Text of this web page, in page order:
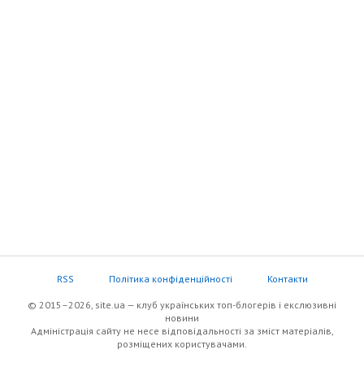
RSS Політика конфіденційності Контакти
© 2015–2026, site.ua — клуб українських топ-блогерів i екслюзивнi
новини
Адміністрація сайту не несе відповідальності за зміст матеріалів,
розміщених користувачами.